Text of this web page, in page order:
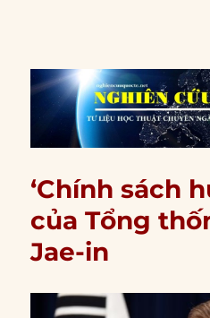
‘Chính sách
của Tổng
Jae-in